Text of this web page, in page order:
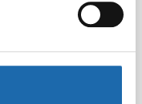
Softcare
Pienkonepesu 500